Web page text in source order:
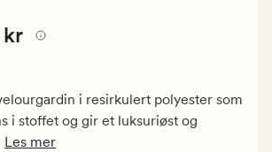
pris
i resirkulert polyester som
i stoffet og gir et luksuriøst og
Les mer